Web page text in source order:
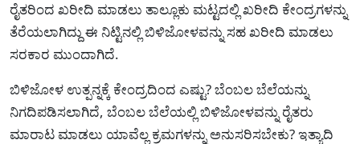
ರೈತರಿಂದ ಖರೀದಿ ಮಾಡಲು ತಾಲ್ಲೂಕು ಮಟ್ಟದಲ್ಲಿ ಖರೀದಿ ಕೇಂದ್ರಗಳನ್ನು
ತೆರೆಯಲಾಗಿದ್ದು ಈ ನಿಟ್ಟಿನಲ್ಲಿ ಬಿಳಿಜೋಳವನ್ನು ಸಹ ಖರೀದಿ ಮಾಡಲು
ಸರಕಾರ ಮುಂದಾಗಿದೆ.
ಬಿಳಿಜೋಳ ಉತ್ಪನ್ನಕ್ಕೆ ಕೇಂದ್ರದಿಂದ ಎಷ್ಟು? ಬೆಂಬಲ ಬೆಲೆಯನ್ನು
ನಿಗದಿಪಡಿಸಲಾಗಿದೆ, ಬೆಂಬಲ ಬೆಲೆಯಲ್ಲಿ ಬಿಳಿಜೋಳವನ್ನು ರೈತರು
ಮಾರಾಟ ಮಾಡಲು ಯಾವೆಲ್ಲ ಕ್ರಮಗಳನ್ನು ಅನುಸರಿಸಬೇಕು? ಇತ್ಯಾದಿ